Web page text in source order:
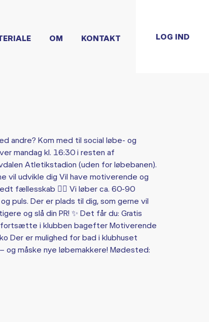
OM KONTAKT LOG IND
andre? Kom med til social løbe- og
mandag kl. 16:30 i resten af
Atletikstadion (uden for løbebanen).
vil udvikle dig Vil have motiverende og
fællesskab 🏃‍♂️ Vi løber ca. 60-90
puls. Der er plads til dig, som gerne vil
og slå din PR! ✨ Det får du: Gratis
i klubben bagefter Motiverende
Der er mulighed for bad i klubhuset
måske nye løbemakkere! Mødested: